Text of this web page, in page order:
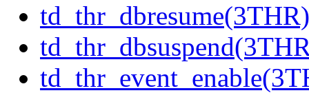
td_thr_dbresume(3THR)